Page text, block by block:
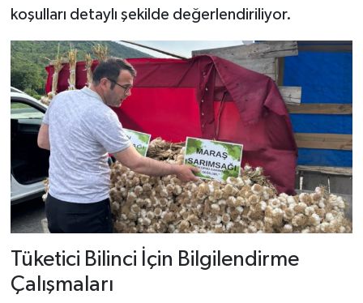
koşulları detaylı şekilde değerlendiriliyor.
Tüketici Bilinci İçin Bilgilendirme
Çalışmaları